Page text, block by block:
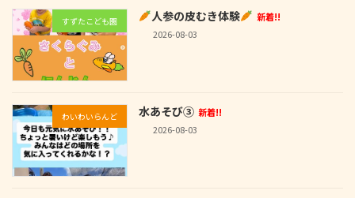
すずたこども園 人参の皮むき体験
新着!!
2026-08-03
わいわいらんど 水あそび③ 新着!!
2026-08-03